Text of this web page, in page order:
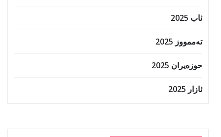
ئاب 2025
تەممووز 2025
حوزه‌یران 2025
ئازار 2025